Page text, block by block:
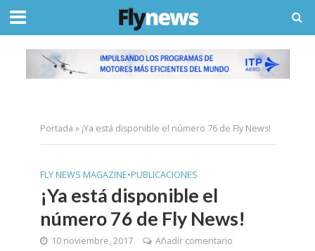
Portada » ¡Ya está disponible el número 76 de Fly News!
FLY NEWS MAGAZINE•PUBLICACIONES
¡Ya está disponible el
número 76 de Fly News!
10 noviembre, 2017
Añadir comentario